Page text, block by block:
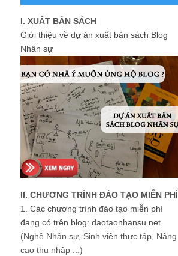
I. XUẤT BẢN SÁCH
Giới thiệu về dự án xuất bản sách Blog
Nhân sự
II. CHƯƠNG TRÌNH ĐÀO TẠO MIỄN PHÍ
1. Các chương trình đào tạo miễn phí
đang có trên blog: daotaonhansu.net
(Nghề Nhân sự, Sinh viên thực tập, Nâng
cao thu nhập ...)